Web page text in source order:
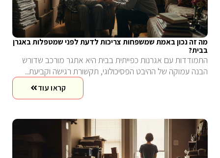
מה זה נכון באמת שמשפחות צריכות לדעת לפני שמטפלות באגרן
בבית?
התמודדות עם אגרנות כפייתית בבית היא אתגר מורכב שדורש
הבנה עמוקה של ההיבט הפסיכולוגי, תקשורת רגישה וקביעת..
קראו עוד